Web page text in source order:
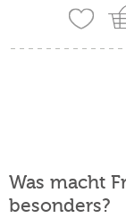
Was macht
besonders?